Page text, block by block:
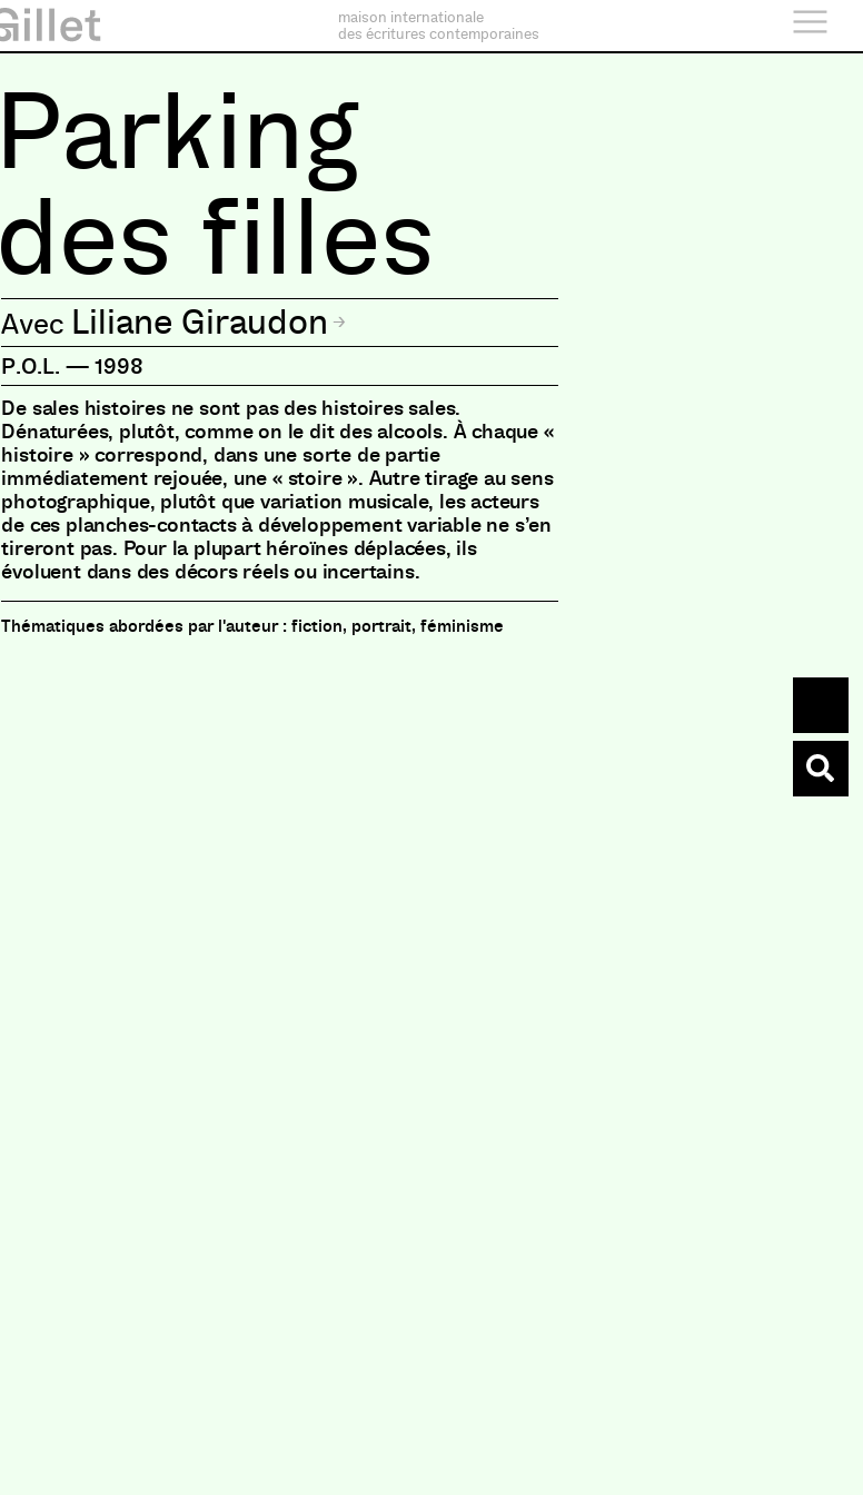
maison internationale
des écritures contemporaines
Parking
des filles
Liliane Giraudon
P.O.L. —1998
De sales histoires ne sont pas des histoires sales.
Dénaturées, plutôt, comme on le dit des alcools. À chaque «
histoire » correspond, dans une sorte de partie
immédiatement rejouée, une « stoire ». Autre tirage au sens
photographique, plutôt que variation musicale, les acteurs
de ces planches-contacts à développement variable ne s’en
tireront pas. Pour la plupart héroïnes déplacées, ils
évoluent dans des décors réels ou incertains.
fiction, portrait, féminisme